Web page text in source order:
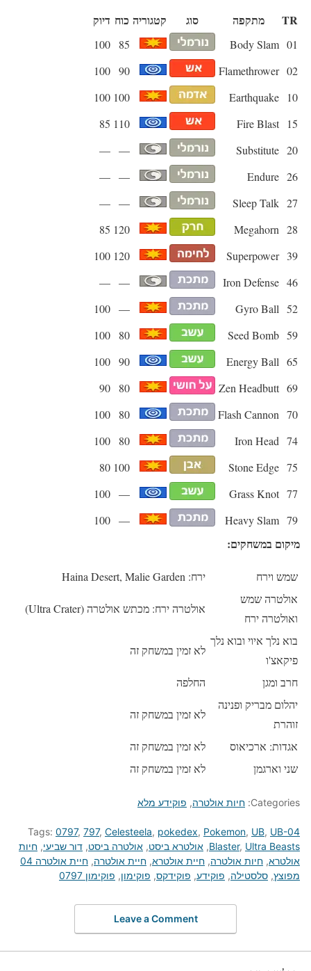
TR מתקפה סוג קטגוריה כוח דיוק
01
Body Slam
85
100
02
Flamethrower
90
100
10
Earthquake
100
100
15
Fire Blast
110
85
20
Substitute
—
—
26
Endure
—
—
27
Sleep Talk
—
—
28
Megahorn
120
85
39
Superpower
120
100
46
Iron Defense
—
—
52
Gyro Ball
—
100
59
Seed Bomb
80
100
65
Energy Ball
90
100
69
Zen Headbutt
80
90
70
Flash Cannon
80
100
74
Iron Head
80
100
75
Stone Edge
100
80
77
Grass Knot
—
100
79
Heavy Slam
—
100
מיקום במשחקים:
שמש וירח
ירח: Haina Desert, Malie Garden
אולטרה שמש
ואולטרה ירח
אולטרה ירח: מכתש אולטרה (Ultra Crater)
בוא נלך איוי ובוא נלך
פיקאצ'ו
לא זמין במשחק זה
חרב ומגן
החלפה
יהלום מבריק ופנינה
זוהרת
לא זמין במשחק זה
אגדות: ארכיאוס
לא זמין במשחק זה
שני וארגמן
לא זמין במשחק זה
Categories: חיות אולטרה, פוקידע מלא
Tags: 0797, 797, Celesteela, pokedex, Pokemon, UB, UB-04
Blaster, Ultra Beasts
, אולטרא ביסט, אולטרה ביסט, דור שביעי, חיות
אולטרא, חיות אולטרה, חיית אולטרא, חיית אולטרה,
חיית אולטרה 04
מפוצץ, סלסטילה, פוקידע, פוקידקס, פוקימון, פוקימון 0797
Leave a Comment